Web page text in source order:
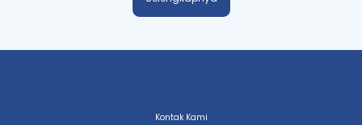
Kontak Kami